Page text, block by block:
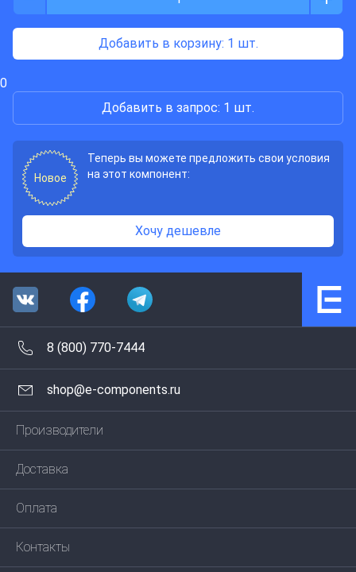
Добавить в корзину: 1 шт.
0
Добавить в запрос: 1 шт.
Новое
Теперь вы можете предложить свои условия
на этот компонент:
Хочу дешевле
8 (800) 770-7444
shop@e-components.ru
Производители
Доставка
Оплата
Контакты